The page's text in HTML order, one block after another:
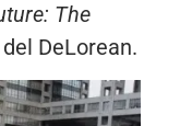
The
DeLorean.